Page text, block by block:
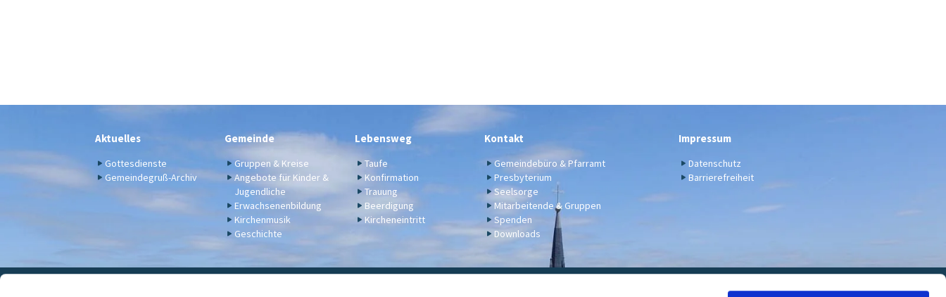
Aktuelles
Gottesdienste
Gemeindegruß-Archiv
Gemeinde
Gruppen & Kreise
Angebote für Kinder &
Jugendliche
Erwachsenenbildung
Kirchenmusik
Geschichte
Lebensweg
Taufe
Konfirmation
Trauung
Beerdigung
Kircheneintritt
Kontakt
Gemeindebüro & Pfarramt
Presbyterium
Seelsorge
Mitarbeitende & Gruppen
Spenden
Downloads
Impressum
Datenschutz
Barrierefreiheit